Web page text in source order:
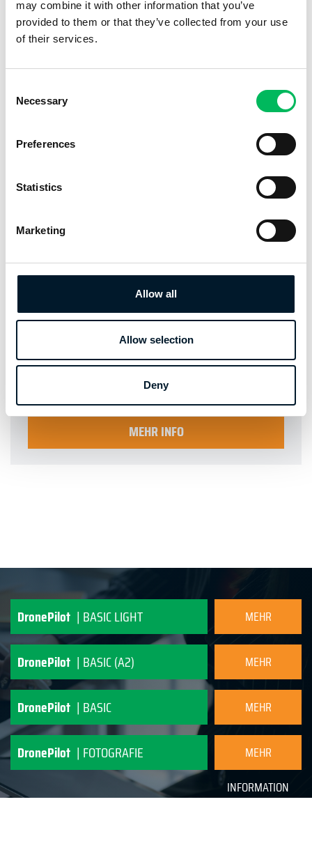
may combine it with other information that you’ve
provided to them or that they’ve collected from your use
of their services.
Selection
Necessary
Preferences
Statistics
Marketing
Allow all
Allow selection
Deny
MEHR INFO
WIE?
STS / PDRA / SORA
Flüge mit erhöhtem Risiko
Erfahrene Drohnepiloten / Kommerzielle
MEHR INFO
DronePilot | BASIC LIGHT
MEHR
DronePilot | BASIC (A2)
MEHR
DronePilot | BASIC
MEHR
DronePilot | FOTOGRAFIE
MEHR
INFORMATION